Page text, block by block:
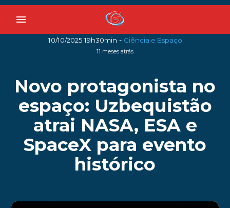
menu
10/10/2025 19h30min - Ciência e Espaço
11 meses atrás
Novo protagonista no
espaço: Uzbequistão
atrai NASA, ESA e
SpaceX para evento
histórico